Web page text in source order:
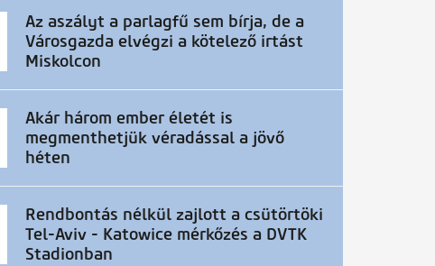
Az aszályt a parlagfű sem bírja, de a
Városgazda elvégzi a kötelező irtást
Miskolcon
Akár három ember életét is
megmenthetjük véradással a jövő
héten
Rendbontás nélkül zajlott a csütörtöki
Tel-Aviv - Katowice mérkőzés a DVTK
Stadionban